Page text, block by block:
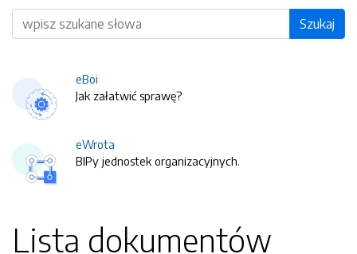
Wyszukiwarka Szukaj
eBoi
Jak załatwić sprawę?
eWrota
BIPy jednostek organizacyjnych.
Lista dokumentów